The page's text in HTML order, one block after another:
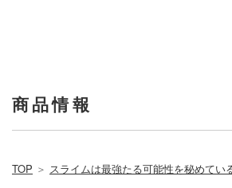
商品情報
TOP ＞ スライムは最強たる可能性を秘めてい